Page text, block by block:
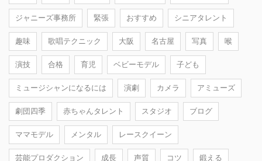
ジャニーズ事務所 緊張 おすすめ シニアタレント
趣味 歌唱テクニック 大阪 名古屋 写真 喉
演技 合格 育児 ベビーモデル 子ども
ミュージシャンになるには 演劇 カメラ アミューズ
劇団四季 赤ちゃんタレント スタジオ ブログ
ママモデル メンタル レースクイーン
芸能プロダクション 成長 声質 コツ 鍛える